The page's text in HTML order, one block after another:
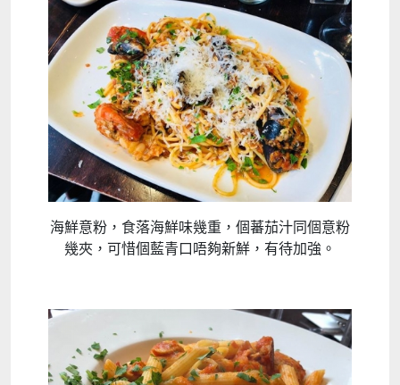
海鮮意粉，食落海鮮味幾重，個蕃茄汁同個意粉
幾夾，可惜個藍青口唔夠新鮮，有待加強。